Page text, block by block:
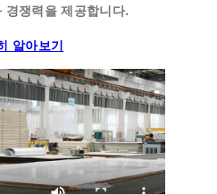
경쟁력을 제공합니다.
알아보기